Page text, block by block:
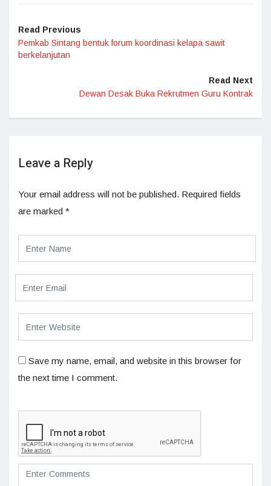
Read Previous
Pemkab Sintang bentuk forum koordinasi kelapa sawit
berkelanjutan
Read Next
Dewan Desak Buka Rekrutmen Guru Kontrak
Leave a Reply
Your email address will not be published. Required fields
are marked *
Save my name, email, and website in this browser for
the next time I comment.